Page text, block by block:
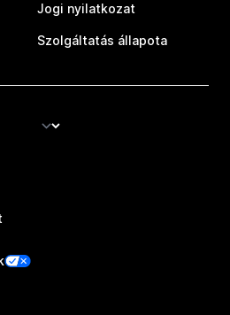
Jogi nyilatkozat
Szolgáltatás állapota